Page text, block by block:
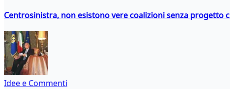
Centrosinistra, non esistono vere coalizioni senza progetto
Idee e Commenti